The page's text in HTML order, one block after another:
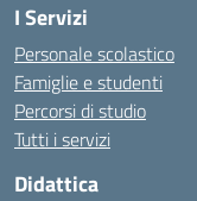
I Servizi
Personale scolastico
Famiglie e studenti
Percorsi di studio
Tutti i servizi
Didattica